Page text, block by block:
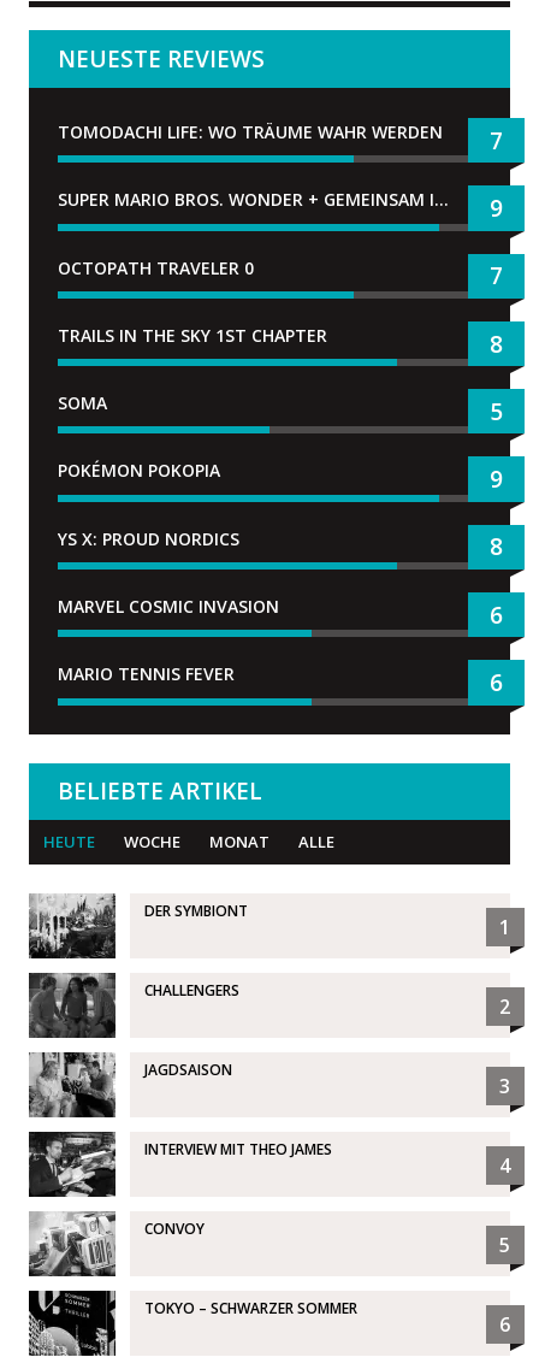
NEUESTE REVIEWS
TOMODACHI LIFE: WO TRÄUME WAHR WERDEN 7
SUPER MARIO BROS. WONDER + GEMEINSAM IM BELLABEL-PARK 9
OCTOPATH TRAVELER 0 7
TRAILS IN THE SKY 1ST CHAPTER 8
SOMA 5
POKÉMON POKOPIA 9
YS X: PROUD NORDICS 8
MARVEL COSMIC INVASION 6
MARIO TENNIS FEVER 6
BELIEBTE ARTIKEL
HEUTE WOCHE MONAT ALLE
DER SYMBIONT
1
CHALLENGERS
2
JAGDSAISON
3
INTERVIEW MIT THEO JAMES
4
CONVOY
5
TOKYO – SCHWARZER SOMMER
6